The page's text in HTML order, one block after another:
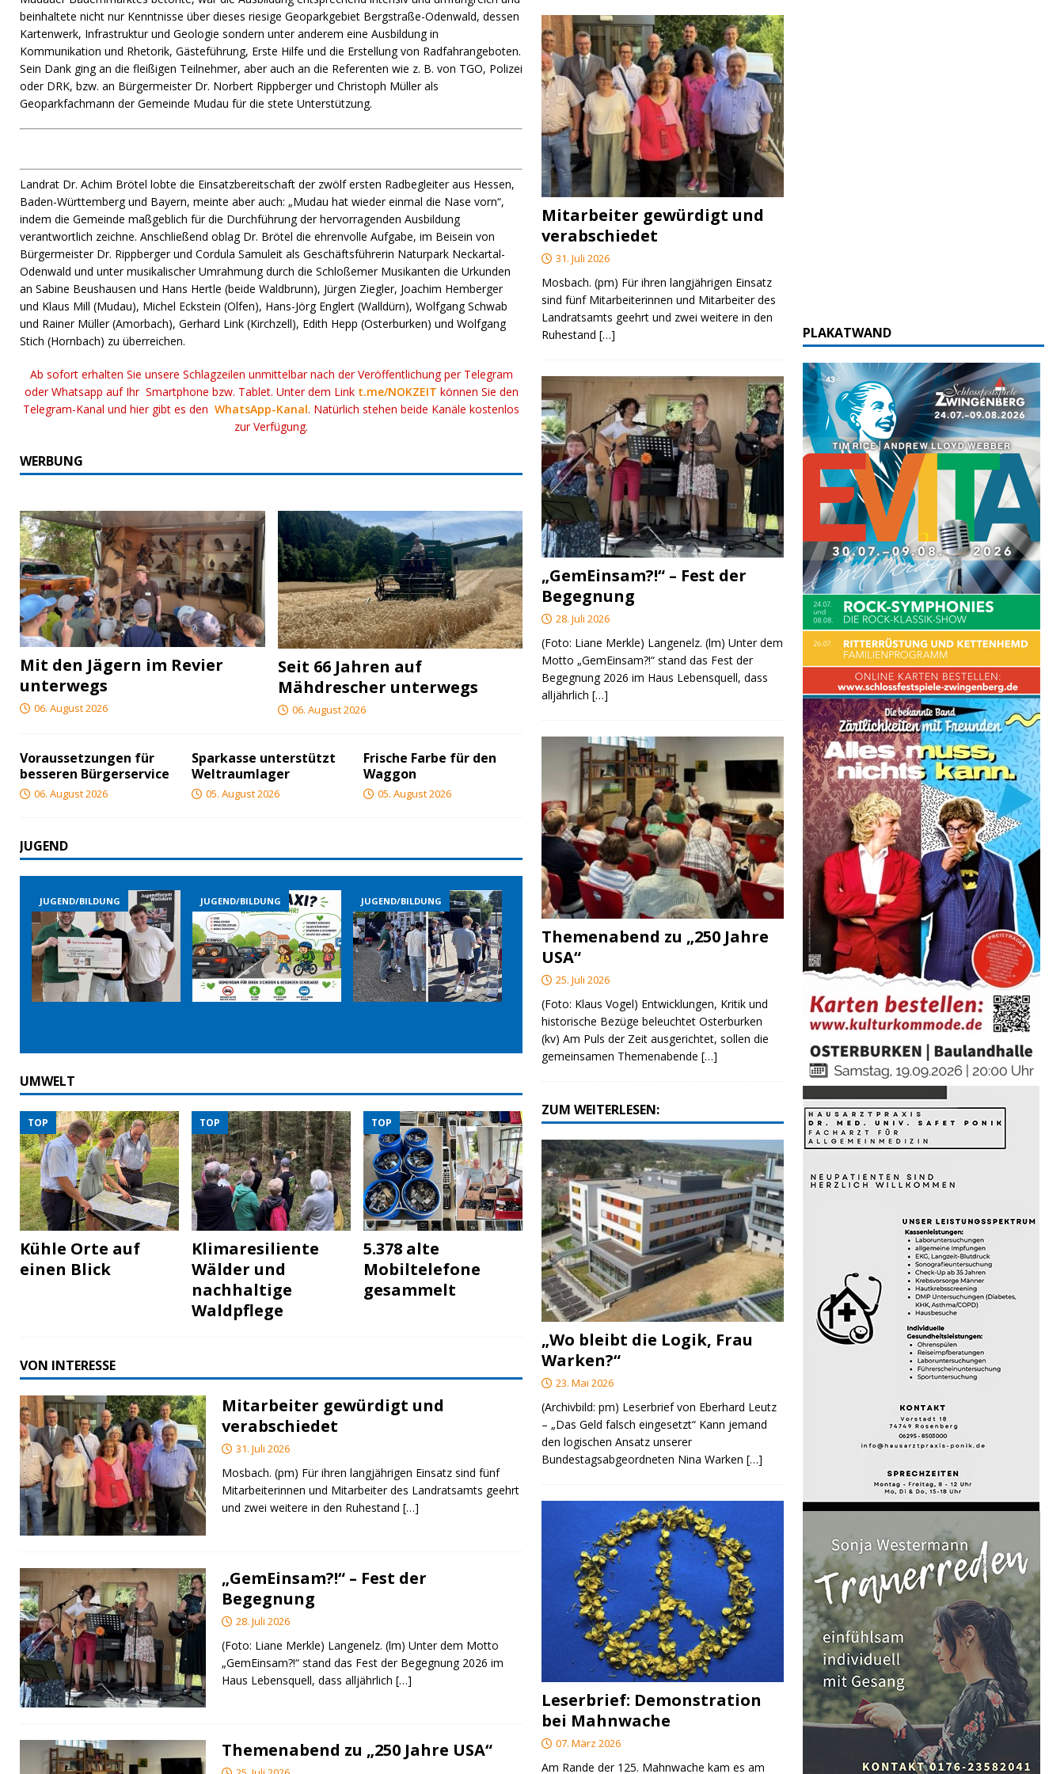
beinhaltete nicht nur Kenntnisse über dieses riesige Geoparkgebiet Bergstraße-Odenwald, dessen
Kartenwerk, Infrastruktur und Geologie sondern unter anderem eine Ausbildung in
Kommunikation und Rhetorik, Gästeführung, Erste Hilfe und die Erstellung von Radfahrangeboten.
Sein Dank ging an die fleißigen Teilnehmer, aber auch an die Referenten wie z. B. von TGO, Polizei
oder DRK, bzw. an Bürgermeister Dr. Norbert Rippberger und Christoph Müller als
Geoparkfachmann der Gemeinde Mudau für die stete Unterstützung.
Landrat Dr. Achim Brötel lobte die Einsatzbereitschaft der zwölf ersten Radbegleiter aus Hessen,
Baden-Württemberg und Bayern, meinte aber auch: „Mudau hat wieder einmal die Nase vorn“,
indem die Gemeinde maßgeblich für die Durchführung der hervorragenden Ausbildung
verantwortlich zeichne. Anschließend oblag Dr. Brötel die ehrenvolle Aufgabe, im Beisein von
Bürgermeister Dr. Rippberger und Cordula Samuleit als Geschäftsführerin Naturpark Neckartal-
Odenwald und unter musikalischer Umrahmung durch die Schloßemer Musikanten die Urkunden
an Sabine Beushausen und Hans Hertle (beide Waldbrunn), Jürgen Ziegler, Joachim Hemberger
und Klaus Mill (Mudau), Michel Eckstein (Olfen), Hans-Jörg Englert (Walldürn), Wolfgang Schwab
und Rainer Müller (Amorbach), Gerhard Link (Kirchzell), Edith Hepp (Osterburken) und Wolfgang
Stich (Hornbach) zu überreichen.
Ab sofort erhalten Sie unsere Schlagzeilen unmittelbar nach der Veröffentlichung per Telegram
oder Whatsapp auf Ihr Smartphone bzw. Tablet. Unter dem Link t.me/NOKZEIT können Sie den
Telegram-Kanal und hier gibt es denWhatsApp-Kanal. Natürlich stehen beide Kanäle kostenlos
zur Verfügung.
WERBUNG
Mit den Jägern im Revier
unterwegs
06. August 2026
Seit 66 Jahren auf
Mähdrescher unterwegs
06. August 2026
Voraussetzungen für
besseren Bürgerservice
06. August 2026
Sparkasse unterstützt
Weltraumlager
05. August 2026
Frische Farbe für den
Waggon
05. August 2026
JUGEND
JUGEND/BILDUNG JUGEND/BILDUNG JUGEND/BILDUNG JUGEND/BILDUNG
UMWELT
TOP
Kühle Orte auf
einen Blick
TOP
Klimaresiliente
Wälder und
nachhaltige
Waldpflege
TOP
5.378 alte
Mobiltelefone
gesammelt
VON INTERESSE
Mitarbeiter gewürdigt und
verabschiedet
31. Juli 2026
Mosbach. (pm) Für ihren langjährigen Einsatz sind fünf
Mitarbeiterinnen und Mitarbeiter des Landratsamts geehrt
und zwei weitere in den Ruhestand […]
„GemEinsam?!“ – Fest der
Begegnung
28. Juli 2026
(Foto: Liane Merkle) Langenelz. (lm) Unter dem Motto
„GemEinsam?!“ stand das Fest der Begegnung 2026 im
Haus Lebensquell, dass alljährlich […]
Themenabend zu „250 Jahre USA“
Mitarbeiter gewürdigt und
verabschiedet
31. Juli 2026
Mosbach. (pm) Für ihren langjährigen Einsatz
sind fünf Mitarbeiterinnen und Mitarbeiter des
Landratsamts geehrt und zwei weitere in den
Ruhestand[…]
„GemEinsam?!“ – Fest der
Begegnung
28. Juli 2026
(Foto: Liane Merkle) Langenelz. (lm) Unter dem
Motto „GemEinsam?!“ stand das Fest der
Begegnung 2026 im Haus Lebensquell, dass
alljährlich[…]
Themenabend zu „250 Jahre
USA“
25. Juli 2026
(Foto: Klaus Vogel) Entwicklungen, Kritik und
historische Bezüge beleuchtet Osterburken
(kv) Am Puls der Zeit ausgerichtet, sollen die
gemeinsamen Themenabende[…]
ZUM WEITERLESEN:
„Wo bleibt die Logik, Frau
Warken?“
23. Mai 2026
(Archivbild: pm) Leserbrief von Eberhard Leutz
– „Das Geld falsch eingesetzt“ Kann jemand
den logischen Ansatz unserer
Bundestagsabgeordneten Nina Warken[…]
Leserbrief: Demonstration
bei Mahnwache
07. März 2026
Am Rande der 125. Mahnwache kam es am
PLAKATWAND